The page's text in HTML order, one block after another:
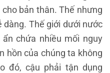
bản thân. Thế nhưng
dàng. Thế giới dưới nước
chứa nhiều mối nguy
hồn của chúng ta không
đó, cậu phải tận dụng